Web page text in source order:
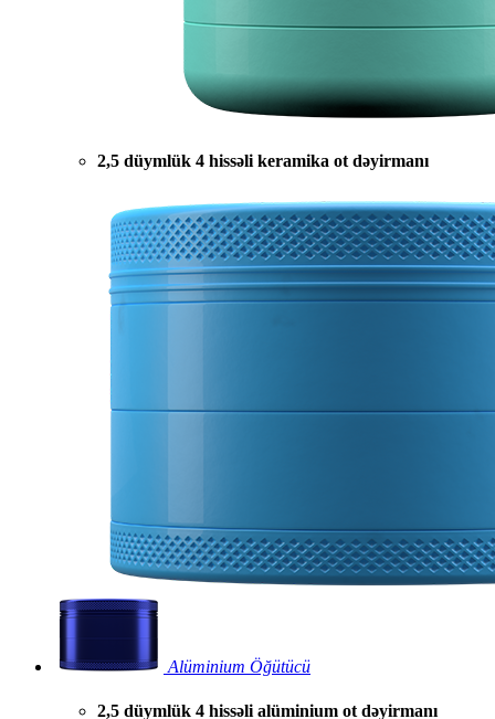
2,5 düymlük 4 hissəli keramika ot dəyirmanı
Alüminium Öğütücü
2,5 düymlük 4 hissəli alüminium ot dəyirmanı